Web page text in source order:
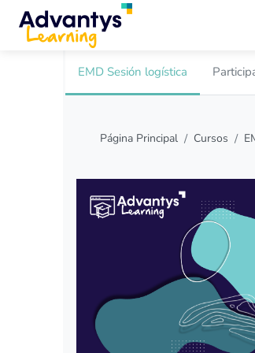
Salta al contenido principal
EMD Sesión logística
Página Principal Cursos